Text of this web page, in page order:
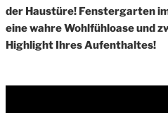
der Haustüre! Fenstergarten
eine wahre Wohlfühloase und
Highlight Ihres Aufenthaltes!